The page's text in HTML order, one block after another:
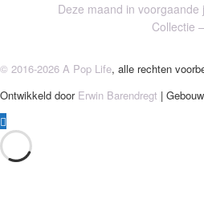
Deze maand in voorgaande
Collectie
© 2016-2026 A Pop Life, alle rechten
Ontwikkeld door Erwin Barendregt |